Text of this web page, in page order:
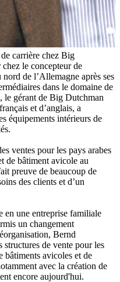
carrière chez Big
le concepteur de
de l’Allemagne après ses
dans le domaine de
le gérant de Big Dutchman
et d’anglais, a
équipements intérieurs de
ventes pour les pays arabes
de bâtiment avicole au
preuve de beaucoup de
des clients et d’un
en une entreprise familiale
un changement
Bernd
de vente pour les
bâtiments avicoles et de
avec la création de
encore aujourd'hui.